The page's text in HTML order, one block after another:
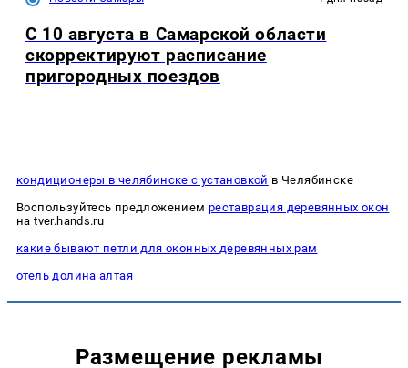
С 10 августа в Самарской области
скорректируют расписание
пригородных поездов
кондиционеры в челябинске с установкой в Челябинске
Воспользуйтесь предложением реставрация деревянных окон
на tver.hands.ru
какие бывают петли для оконных деревянных рам
отель долина алтая
Размещение рекламы